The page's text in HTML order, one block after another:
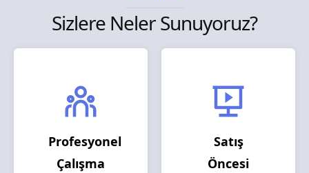
Sizlere Neler Sunuyoruz?
Profesyonel
Çalışma
Satış
Öncesi